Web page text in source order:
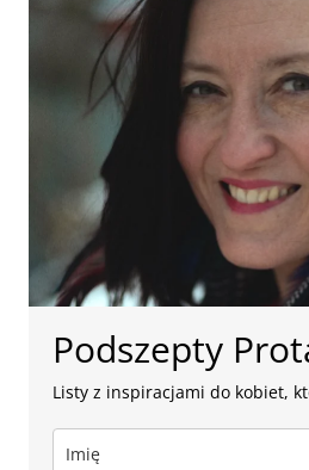
Podszepty
Listy z inspiracjami do kobiet,